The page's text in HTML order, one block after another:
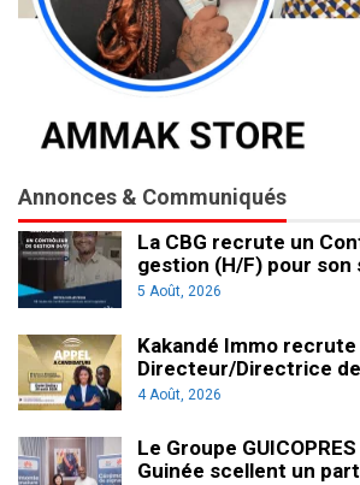
Annonces & Communiqués
La CBG recrute un
gestion (H/F) pour son
5 Août, 2026
Kakandé Immo recrute
Directeur/Directrice
4 Août, 2026
Le Groupe
Guinée scellent un